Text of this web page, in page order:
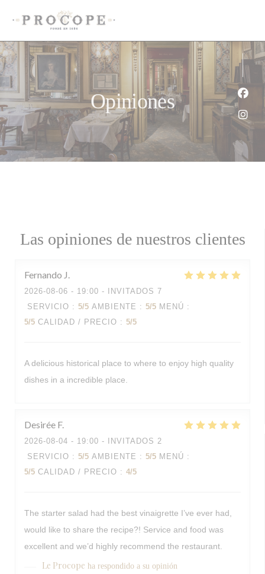
Opiniones
Las opiniones de nuestros clientes
Fernando J
2026-08-06 - 19:00 - INVITADOS 7
SERVICIO : 5/5 AMBIENTE : 5/5 MENÚ :
5/5 CALIDAD / PRECIO : 5/5
A delicious historical place to where to enjoy high quality
dishes in a incredible place.
Desirée F
2026-08-04 - 19:00 - INVITADOS 2
SERVICIO : 5/5 AMBIENTE : 5/5 MENÚ :
5/5 CALIDAD / PRECIO : 4/5
The starter salad had the best vinaigrette I’ve ever had,
would like to share the recipe?! Service and food was
excellent and we’d highly recommend the restaurant.
Le Procope ha respondido a su opinión